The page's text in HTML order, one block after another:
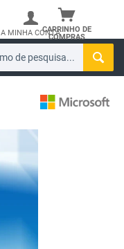
CARRINHO DE
COMPRAS
A MINHA CONTA